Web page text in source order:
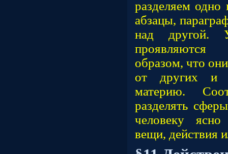
разделяем
абзацы,
над другой.
проявляются
образом, что
от других и
материю.
разделять
человеку ясно
вещи, действия